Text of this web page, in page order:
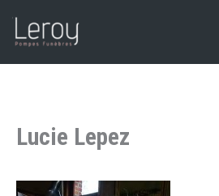
Lucie Lepez